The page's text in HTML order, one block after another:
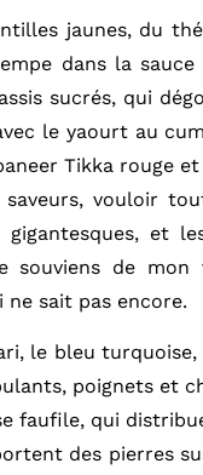
jaunes, du
dans la
sucrés, qui
le yaourt au
Tikka rouge
vouloir
et
souviens de
sait pas encore.
le bleu
poignets et
faufile, qui
des pierres